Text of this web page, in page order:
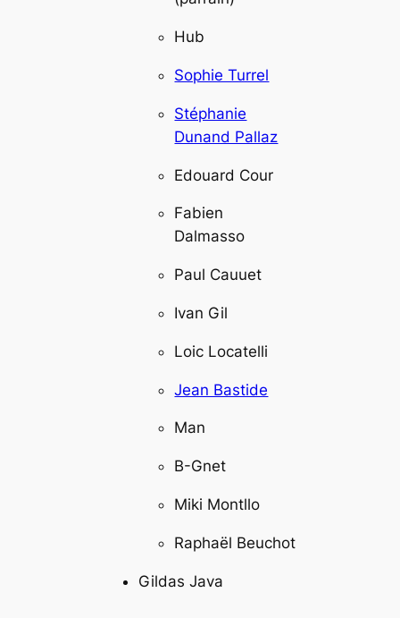
Hub
Sophie Turrel
Stéphanie
Dunand Pallaz
Edouard Cour
Fabien
Dalmasso
Paul Cauuet
Ivan Gil
Loic Locatelli
Jean Bastide
Man
B-Gnet
Miki Montllo
Raphaël Beuchot
Gildas Java